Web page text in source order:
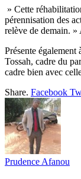
» Cette
pérennisation des
relève de demain. »
Présente
Tossah, cadre du
cadre bien avec
Share. Facebook
Prudence Afanou